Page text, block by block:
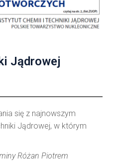
Jądrowej
się z najnowszym
Jądrowej, w którym
Różan Piotrem